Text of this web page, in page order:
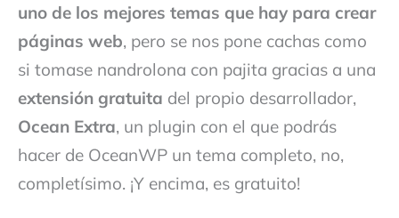
uno de los mejores temas que hay para crear
páginas web, pero se nos pone cachas como
si tomase nandrolona con pajita gracias a una
extensión gratuita del propio desarrollador,
Ocean Extra, un plugin con el que podrás
hacer de OceanWP un tema completo, no,
completísimo. ¡Y encima, es gratuito!